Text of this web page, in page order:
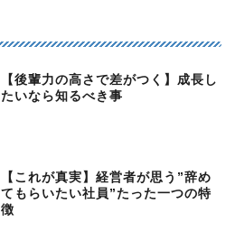
【後輩力の高さで差がつく】成長し
たいなら知るべき事
【これが真実】経営者が思う”辞め
てもらいたい社員”たった一つの特
徴